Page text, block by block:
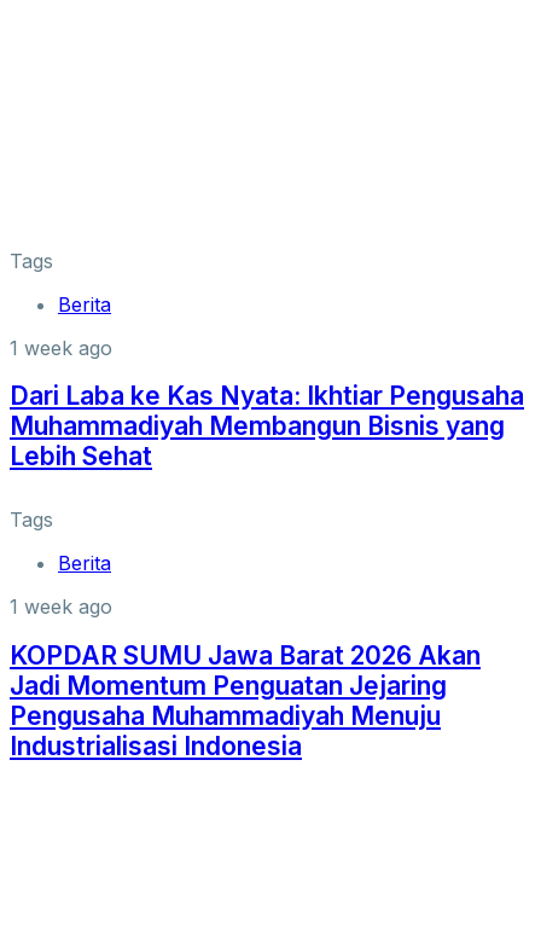
Tags
Berita
1 week ago
Dari Laba ke Kas Nyata: Ikhtiar Pengusaha
Muhammadiyah Membangun Bisnis yang
Lebih Sehat
Tags
Berita
1 week ago
KOPDAR SUMU Jawa Barat 2026 Akan
Jadi Momentum Penguatan Jejaring
Pengusaha Muhammadiyah Menuju
Industrialisasi Indonesia